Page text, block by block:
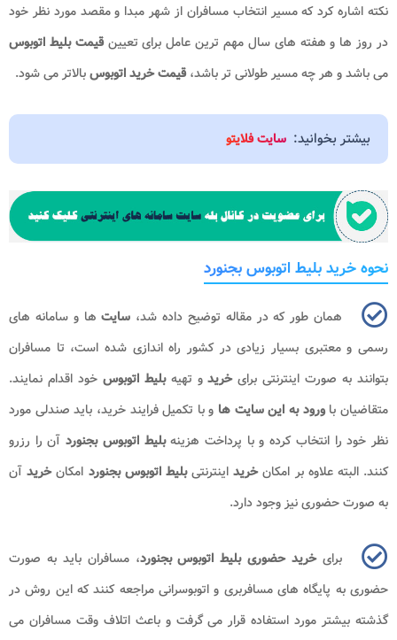
نکته اشاره کرد که مسیر انتخاب مسافران از شهر مبدا و مقصد مورد نظر خود
در روز ها و هفته های سال مهم ترین عامل برای تعیینقیمت بلیط اتوبوس
می باشد و هر چه مسیر طولانی تر باشد،قیمت خرید اتوبوسبالاتر می شود.
بیشتر بخوانید: سایت فلایتو
نحوه خرید بلیط اتوبوس بجنورد
همان طور که در مقاله توضیح داده شد، سایت ها و سامانه های
رسمی و معتبری بسیار زیادی در کشور راه اندازی شده است، تا مسافران
بتوانند به صورت اینترنتی برایخریدو تهیه بلیط اتوبوسخود اقدام نمایند.
متقاضیان باورود به این سایت ها و با تکمیل فرایند خرید، باید صندلی مورد
نظر خود را انتخاب کرده و با پرداخت هزینهبلیط اتوبوس بجنورد آن را رزرو
کنند. البته علاوه بر امکانخرید اینترنتیبلیط اتوبوس بجنورد امکانخرید آن
به صورت حضوری نیز وجود دارد.
برایخرید حضوری بلیط اتوبوس بجنورد، مسافران باید به صورت
حضوری به پایگاه های مسافربری و اتوبوسرانی مراجعه کنند که این روش در
گذشته بیشتر مورد استفاده قرار می گرفت و باعث اتلاف وقت مسافران می